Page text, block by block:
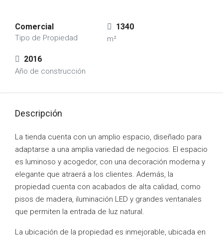
Comercial
Tipo de Propiedad
1340
m²
2016
Año de construcción
Descripción
La tienda cuenta con un amplio espacio, diseñado para
adaptarse a una amplia variedad de negocios. El espacio
es luminoso y acogedor, con una decoración moderna y
elegante que atraerá a los clientes. Además, la
propiedad cuenta con acabados de alta calidad, como
pisos de madera, iluminación LED y grandes ventanales
que permiten la entrada de luz natural.
La ubicación de la propiedad es inmejorable, ubicada en